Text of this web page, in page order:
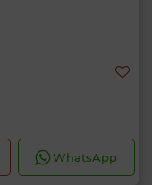
WhatsApp